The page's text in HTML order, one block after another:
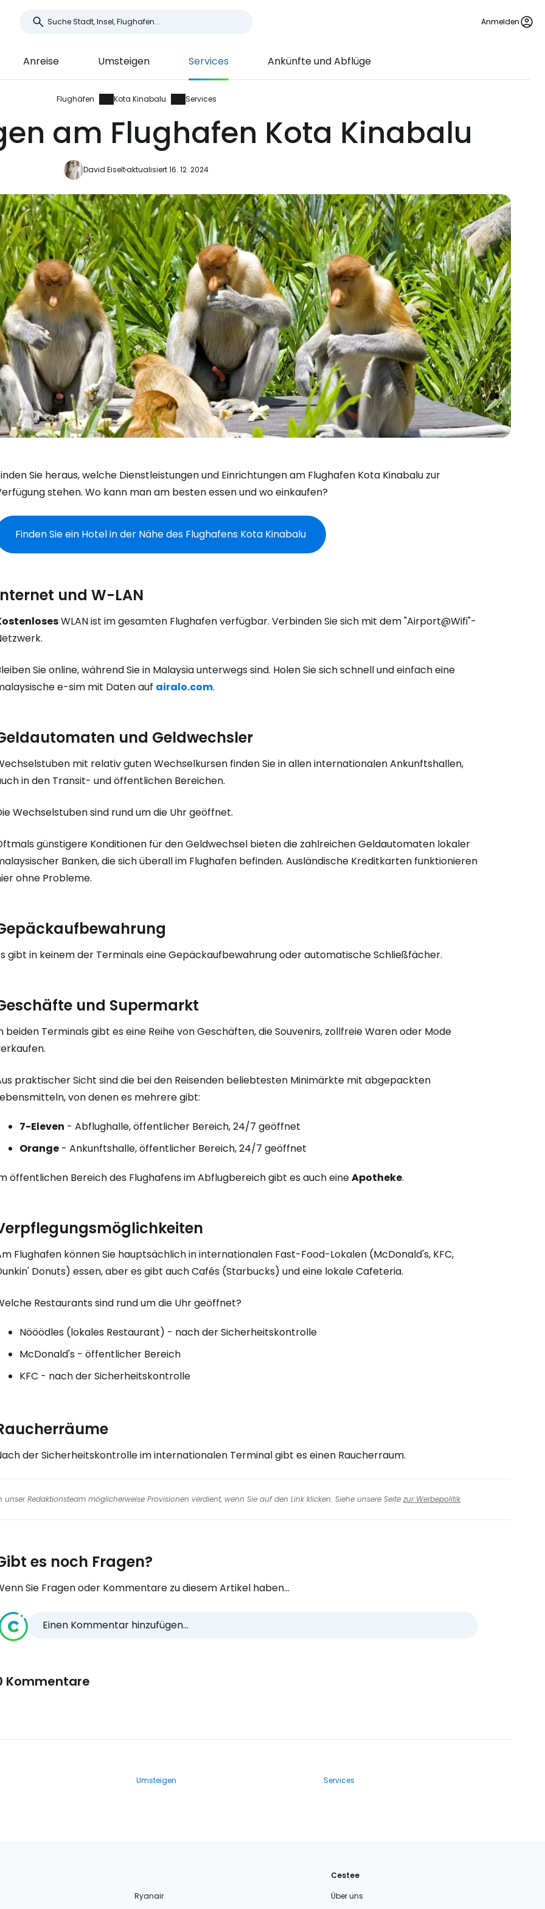
Anmelden
Anreise Umsteigen Services Ankünfte und Abflüge
Flughäfen Kota Kinabalu Services
am Flughafen Kota Kinabalu
David Eiseltaktualisiert 16. 12. 2024
Sie heraus, welche Dienstleistungen und Einrichtungen am Flughafen Kota Kinabalu zur
stehen. Wo kann man am besten essen und wo einkaufen?
Finden Sie ein Hotel in der Nähe des Flughafens Kota Kinabalu
und W-LAN
WLAN ist im gesamten Flughafen verfügbar. Verbinden Sie sich mit dem "Airport@Wifi"-
Sie online, während Sie in Malaysia unterwegs sind. Holen Sie sich schnell und einfach eine
e-sim mit Daten auf airalo.com.
und Geldwechsler
mit relativ guten Wechselkursen finden Sie in allen internationalen Ankunftshallen,
in den Transit- und öffentlichen Bereichen.
Wechselstuben sind rund um die Uhr geöffnet.
günstigere Konditionen für den Geldwechsel bieten die zahlreichen Geldautomaten lokaler
Banken, die sich überall im Flughafen befinden. Ausländische Kreditkarten funktionieren
ohne Probleme.
gibt in keinem der Terminals eine Gepäckaufbewahrung oder automatische Schließfächer.
und Supermarkt
beiden Terminals gibt es eine Reihe von Geschäften, die Souvenirs, zollfreie Waren oder Mode
praktischer Sicht sind die bei den Reisenden beliebtesten Minimärkte mit abgepackten
von denen es mehrere gibt:
7-Eleven - Abflughalle, öffentlicher Bereich, 24/7 geöffnet
Orange - Ankunftshalle, öffentlicher Bereich, 24/7 geöffnet
öffentlichen Bereich des Flughafens im Abflugbereich gibt es auch eineApotheke.
Flughafen können Sie hauptsächlich in internationalen Fast-Food-Lokalen (McDonald's, KFC,
Donuts) essen, aber es gibt auch Cafés (Starbucks) und eine lokale Cafeteria.
Restaurants sind rund um die Uhr geöffnet?
Nööödles (lokales Restaurant) - nach der Sicherheitskontrolle
McDonald's - öffentlicher Bereich
KFC - nach der Sicherheitskontrolle
der Sicherheitskontrolle im internationalen Terminal gibt es einen Raucherraum.
Redaktionsteam möglicherweise Provisionen verdient, wenn Sie auf den Link klicken. Siehe unsere Seite zur Werbepolitik.
es noch Fragen?
Sie Fragen oder Kommentare zu diesem Artikel haben...
Einen Kommentar hinzufügen...
Kommentare
Umsteigen Services
Ryanair
Cestee
Über uns
Anmeldung bei Cestee
... die weltweite Reise-Community
Weiter mit Facebook